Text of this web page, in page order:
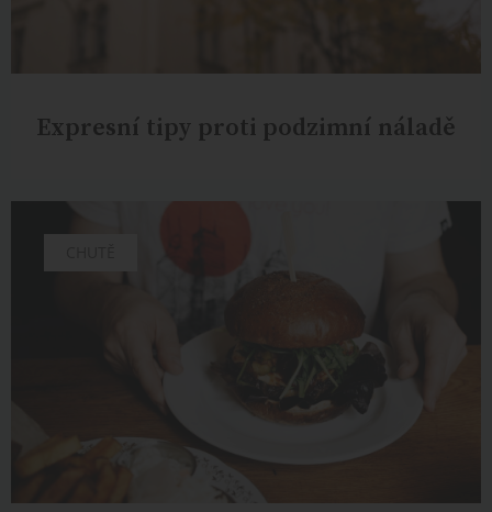
Expresní tipy proti podzimní náladě